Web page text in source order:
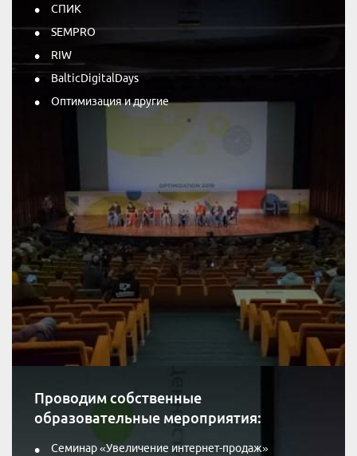
СПИК
SEMPRO
RIW
BalticDigitalDays
Оптимизация и другие
Проводим собственные
образовательные мероприятия:
Семинар «Увеличение интернет-продаж»